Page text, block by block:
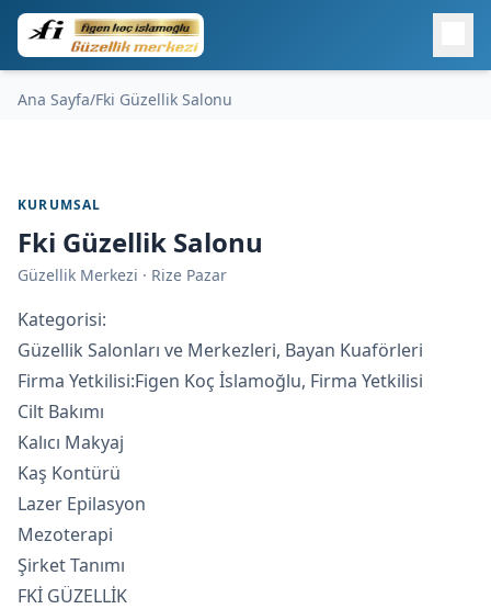
Ana Sayfa/Fki Güzellik Salonu
KURUMSAL
Fki Güzellik Salonu
Güzellik Merkezi · Rize Pazar
Kategorisi:
Güzellik Salonları ve Merkezleri, Bayan Kuaförleri
Firma Yetkilisi:Figen Koç İslamoğlu, Firma Yetkilisi
Cilt Bakımı
Kalıcı Makyaj
Kaş Kontürü
Lazer Epilasyon
Mezoterapi
Şirket Tanımı
FKİ GÜZELLİK